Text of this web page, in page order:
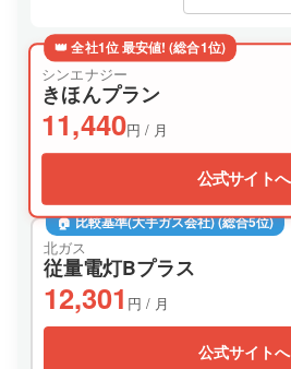
👑 全社1位 最安値! (総合1位)
シンエナジー
きほんプラン
11,440円 / 月
公式サイトへ
🏠 比較基準(大手ガス会社) (総合5位)
北ガス
従量電灯Bプラス
12,301 円 / 月
公式サイトへ